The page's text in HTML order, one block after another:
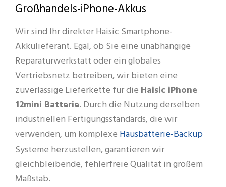
Großhandels-iPhone-Akkus
Wir sind Ihr direkter Haisic Smartphone-
Akkulieferant. Egal, ob Sie eine unabhängige
Reparaturwerkstatt oder ein globales
Vertriebsnetz betreiben, wir bieten eine
zuverlässige Lieferkette für die Haisic iPhone
12mini Batterie. Durch die Nutzung derselben
industriellen Fertigungsstandards, die wir
verwenden, um komplexe Hausbatterie-Backup
Systeme herzustellen, garantieren wir
gleichbleibende, fehlerfreie Qualität in großem
Maßstab.